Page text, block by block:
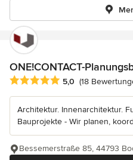
ONE!CONTACT-
Durchschnittliche Bewertung:
5,0 (18
Architektur. Innenarchitektur.
Bauprojekte - Wir planen,
Bessemerstraße 85, 44793